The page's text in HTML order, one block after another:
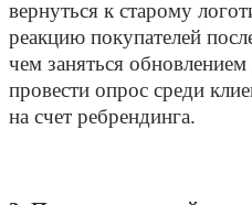
вернуться к старому
реакцию покупателей
чем заняться обновлением
провести опрос среди
на счет ребрендинга.